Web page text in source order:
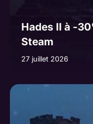
Hades II à -
Steam
27 juillet 2026